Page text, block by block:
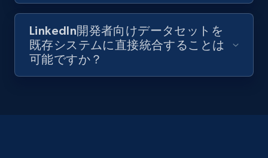
LinkedIn開発者向けデータセットを
既存システムに直接統合することは
可能ですか？